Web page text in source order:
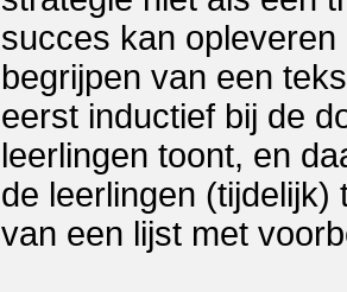
succes kan
begrijpen van een
eerst inductief bij de
leerlingen toont, en
de leerlingen
van een lijst met